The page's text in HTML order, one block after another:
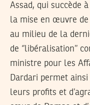
Assad, qui succède
la mise en œuvre de
au milieu de la
de ‘’libéralisation’’
ministre pour les
Dardari permet
leurs profits et